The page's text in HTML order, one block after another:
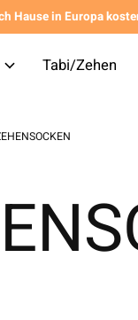
Hause in Europa
Tabi/Zehen